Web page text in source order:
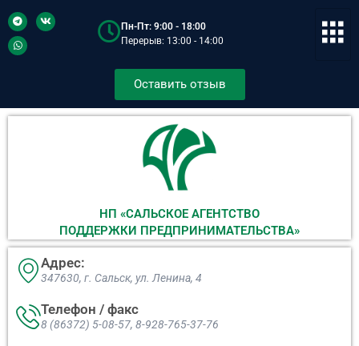
Пн-Пт: 9:00 - 18:00
Перерыв: 13:00 - 14:00
Оставить отзыв
НП «САЛЬСКОЕ АГЕНТСТВО
ПОДДЕРЖКИ ПРЕДПРИНИМАТЕЛЬСТВА»
Адрес:
347630, г. Сальск, ул. Ленина, 4​
Телефон / факс
8 (86372) 5-08-57, 8-928-765-37-76